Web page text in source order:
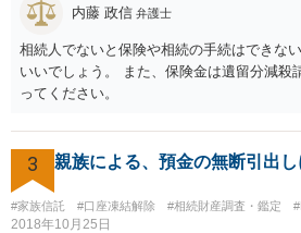
おく方が宜しいかと思います。 緊急という
が、事前準備が早い方が有効な手段が増え
目に弁護士を入れられることを御検討頂く
内藤 政信 弁護士
相続人でないと保険や相続の手続はできな
いいでしょう。 また、保険金は遺留分減殺
ってください。
3 親族による、預金の無断引出
#家族信託 #口座凍結解除 #相続財産調査・鑑定
2018年10月25日